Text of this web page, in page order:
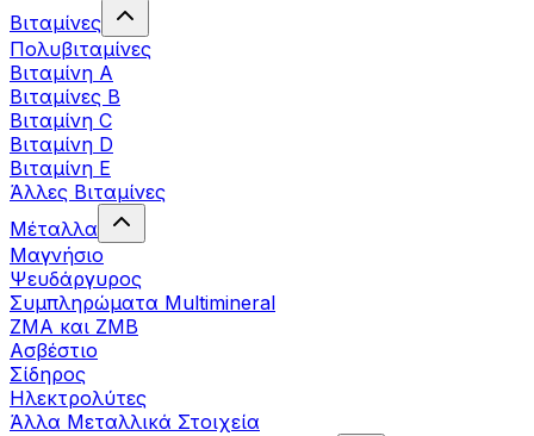
Βιταμίνες
Πολυβιταμίνες
Βιταμίνη Α
Βιταμίνες Β
Βιταμίνη C
Βιταμίνη D
Βιταμίνη Ε
Άλλες Βιταμίνες
Μέταλλα
Μαγνήσιο
Ψευδάργυρος
Συμπληρώματα Multimineral
ZMA και ZMB
Ασβέστιο
Σίδηρος
Ηλεκτρολύτες
Άλλα Mεταλλικά Στοιχεία